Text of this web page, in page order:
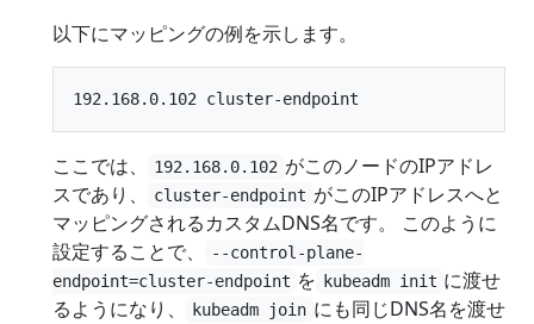
以下にマッピングの例を示します。
ここでは、 192.168.0.102 がこのノードのIPアドレ
スであり、
cluster-endpoint がこのIPアドレスへと
マッピングされるカスタムDNS名です。 このように
設定することで、
--control-plane-
endpoint=cluster-endpoint を kubeadm init に渡せ
るようになり、
kubeadm join にも同じDNS名を渡せ